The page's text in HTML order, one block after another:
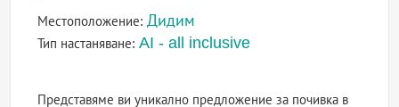
Местоположение: Дидим
Тип настаняване:AI - all inclusive
Представяме ви уникално предложение за почивка в